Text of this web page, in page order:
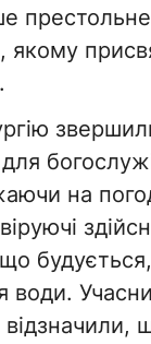
якому
на
віруючі
води.
відзначили,